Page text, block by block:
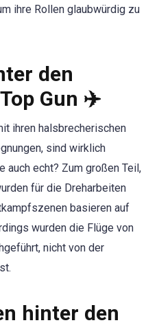
ihre Rollen glaubwürdig zu
den
Gun ✈️
ihren halsbrecherischen
sind wirklich
auch echt? Zum großen Teil,
für die Dreharbeiten
basieren auf
wurden die Flüge von
nicht von der
hinter den